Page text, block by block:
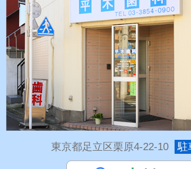
東京都足立区栗原4-22-10 駐